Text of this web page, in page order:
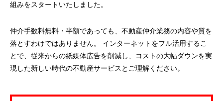
組みをスタートいたしました。
仲介手数料無料・半額であっても、不動産仲介業務の内容や質を
落とすわけではありません。 インターネットをフル活用するこ
とで、従来からの紙媒体広告を削減し、コストの大幅ダウンを実
現した新しい時代の不動産サービスとご理解ください。